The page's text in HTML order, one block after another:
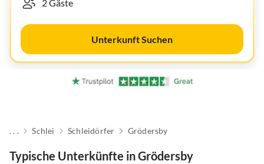
Unterkunft Suchen
. . . Schlei Schleidörfer Grödersby
Typische Unterkünfte in Grödersby